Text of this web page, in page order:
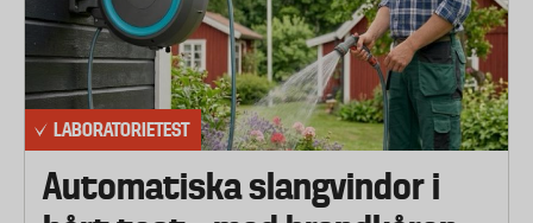
LABORATORIETEST
Automatiska slangvindor i